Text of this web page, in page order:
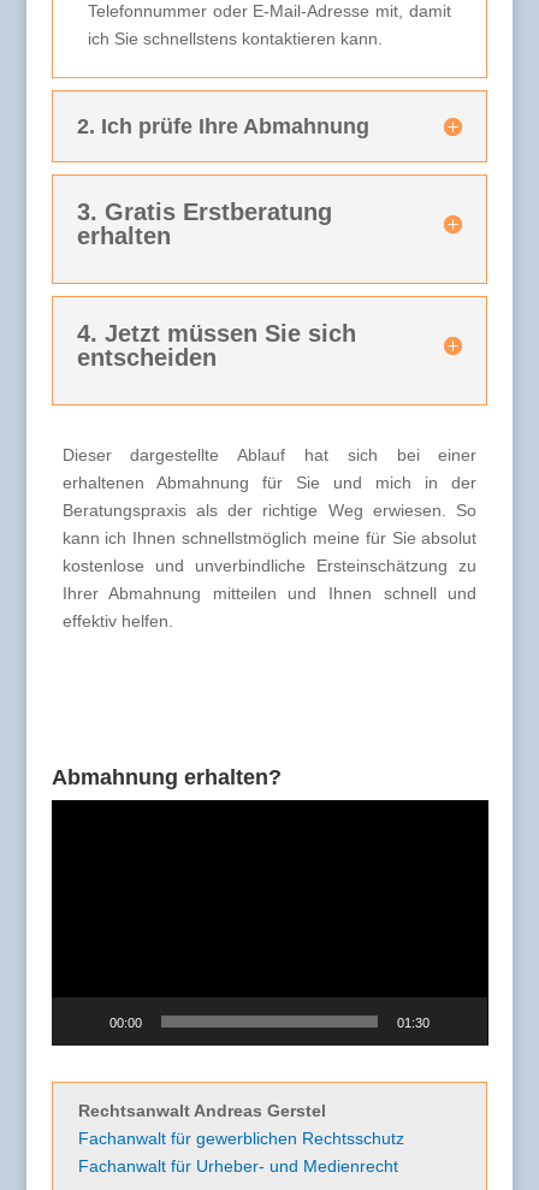
Telefonnummer oder E-Mail-Adresse mit, damit
ich Sie schnellstens kontaktieren kann.
2. Ich prüfe Ihre Abmahnung
3. Gratis Erstberatung
erhalten
4. Jetzt müssen Sie sich
entscheiden
Dieser dargestellte Ablauf hat sich bei einer
erhaltenen Abmahnung für Sie und mich in der
Beratungspraxis als der richtige Weg erwiesen. So
kann ich Ihnen schnellstmöglich meine für Sie absolut
kostenlose und unverbindliche Ersteinschätzung zu
Ihrer Abmahnung mitteilen und Ihnen schnell und
effektiv helfen.
Abmahnung erhalten?
00:00 01:30
Rechtsanwalt Andreas Gerstel
Fachanwalt für gewerblichen Rechtsschutz
Fachanwalt für Urheber- und Medienrecht